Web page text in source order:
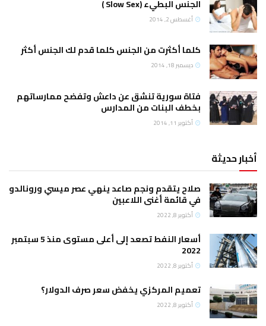
الجنس البطيء (Slow Sex )
أغسطس 2, 2014
كلما أكثرت من الجنس كلما قدم لك الجنس أكثر
ديسمبر 18, 2014
فتاة سورية تنشق عن داعش وتفضح ممارساتهم
بخطف البنات من المدارس
أكتوبر 11, 2014
أخبار حديثة
صلاح يتقدم ونجم صاعد ينهي عصر ميسي ورونالدو
في قائمة أغنى اللاعبين
أكتوبر 8, 2022
أسعار النفط تصعد إلى أعلى مستوى منذ 5 سبتمبر
2022
أكتوبر 8, 2022
تعميم المركزي يخفض سعر صرف الدولار؟
أكتوبر 8, 2022